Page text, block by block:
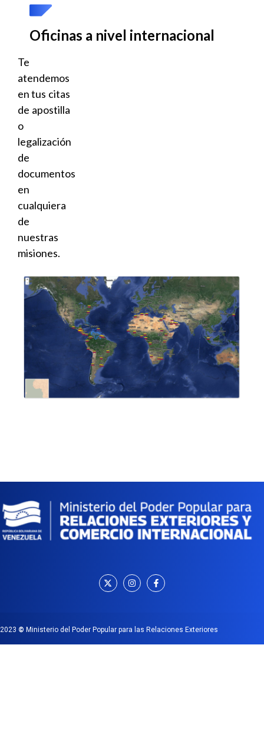
Oficinas a nivel internacional
Te
atendemos
en tus citas
de apostilla
o
legalización
de
documentos
en
cualquiera
de
nuestras
misiones.
2023 © Ministerio del Poder Popular para las Relaciones Exteriores